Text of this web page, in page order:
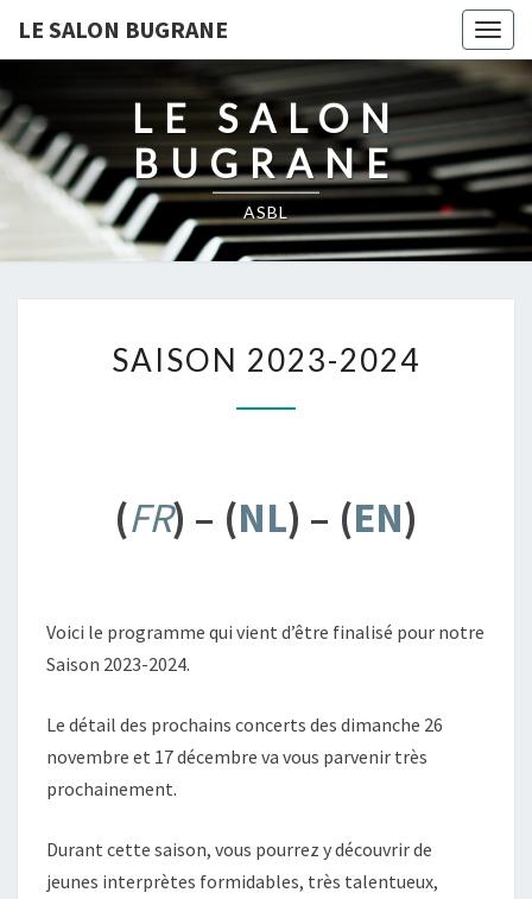
LE SALON BUGRANE
LE SALON
BUGRANE
ASBL
2023-
SAISON 2023-2024
(FR) – (NL) – (EN)
Voici le programme qui vient d’être finalisé pour notre
Saison 2023-2024.
Le détail des prochains concerts des dimanche 26
novembre et 17 décembre va vous parvenir très
prochainement.
Durant cette saison, vous pourrez y découvrir de
jeunes interprètes formidables, très talentueux,